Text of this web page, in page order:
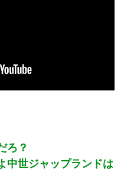
ろ？
中世ジャップランドは